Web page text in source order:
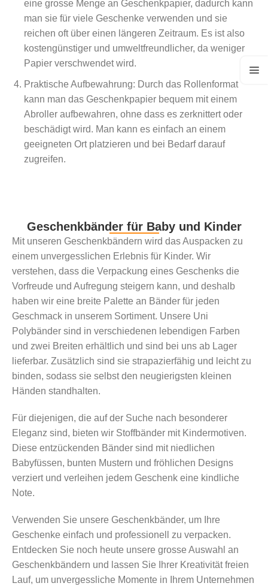
eine grosse Menge an Geschenkpapier, dadurch kann
man sie für viele Geschenke verwenden und sie
reichen oft über einen längeren Zeitraum. Es ist also
kostengünstiger und umweltfreundlicher, da weniger
Papier verschwendet wird.
Praktische Aufbewahrung: Durch das Rollenformat
kann man das Geschenkpapier bequem mit einem
Abroller aufbewahren, ohne dass es zerknittert oder
beschädigt wird. Man kann es einfach an einem
geeigneten Ort platzieren und bei Bedarf darauf
zugreifen.
Geschenkbänder für Baby und Kinder
Mit unseren Geschenkbändern wird das Auspacken zu
einem unvergesslichen Erlebnis für Kinder. Wir
verstehen, dass die Verpackung eines Geschenks die
Vorfreude und Aufregung steigern kann, und deshalb
haben wir eine breite Palette an Bänder für jeden
Geschmack in unserem Sortiment. Unsere Uni
Polybänder sind in verschiedenen lebendigen Farben
und zwei Breiten erhältlich und sind bei uns ab Lager
lieferbar. Zusätzlich sind sie strapazierfähig und leicht zu
binden, sodass sie selbst den neugierigsten kleinen
Händen standhalten.
Für diejenigen, die auf der Suche nach besonderer
Eleganz sind, bieten wir Stoffbänder mit Kindermotiven.
Diese entzückenden Bänder sind mit niedlichen
Babyfüssen, bunten Mustern und fröhlichen Designs
verziert und verleihen jedem Geschenk eine kindliche
Note.
Verwenden Sie unsere Geschenkbänder, um Ihre
Geschenke einfach und professionell zu verpacken.
Entdecken Sie noch heute unsere grosse Auswahl an
Geschenkbändern und lassen Sie Ihrer Kreativität freien
Lauf, um unvergessliche Momente in Ihrem Unternehmen